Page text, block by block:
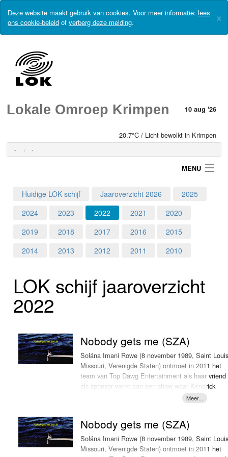
Deze website maakt gebruik van cookies. Voor meer informatie: lees
ons cookie-beleid of verberg deze melding. ×
Lokale Omroep Krimpen 10 aug '26
20.7°C / Licht bewolkt in Krimpen
- -
MENU
Home
Programma's
Nieuws
Foto's
Webcam
Huidige LOK schijf Jaaroverzicht 2026
2025
2024
2023 2022 2021
2020
2019
2018 2017 2016
2015
2014
2013 2012 2011 2010
LOK schijf jaar­over­zicht
2022
Nobody gets me (SZA)
Solána Imani Rowe (8 november 1989, Saint
Missouri, Verenigde Staten) ontmoet in 2011 het
team van Top Dawg Entertainment als haar vriend
als sponsor werkt aan een show waar Kendrick
Lamar een optreden verzorgt. Op dat moment
2012 haar eerste ep 'See.Sza.Run' uit die een half
jaar later een vervolg krijgt met 'S'. Niet veel later
krijgt ze een contract bij Top Dawg Entertainment.
Nobody gets me (SZA)
Solána Imani Rowe (8 november 1989, Saint
Missouri, Verenigde Staten) ontmoet in 2011 het